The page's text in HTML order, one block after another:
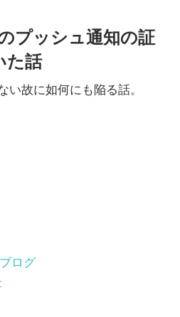
のプッシュ通知の証
た話
い故に如何にも陥る話。
ログ